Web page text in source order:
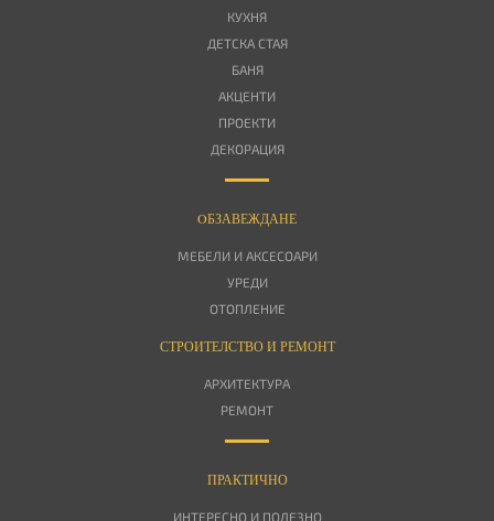
КУХНЯ
ДЕТСКА СТАЯ
БАНЯ
АКЦЕНТИ
ПРОЕКТИ
ДЕКОРАЦИЯ
OБЗАВЕЖДАНЕ
МЕБЕЛИ И АКСЕСОАРИ
УРЕДИ
ОТОПЛЕНИЕ
СТРОИТЕЛСТВО И РЕМОНТ
АРХИТЕКТУРА
РЕМОНТ
ПРАКТИЧНО
ИНТЕРЕСНО И ПОЛЕЗНО